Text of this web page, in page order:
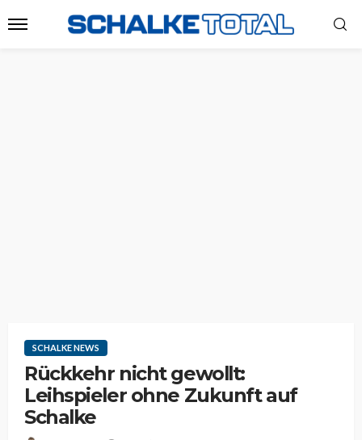
SCHALKE NEWS
Rückkehr nicht gewollt:
Leihspieler ohne Zukunft auf
Schalke